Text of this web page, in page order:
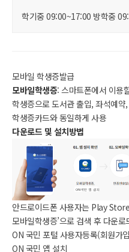
학기중 09:00~17:00 방학중
모바일 학생증발급
모바일학생증: 스마트폰에서 이용
학생증으로 도서관 출입, 좌석예
학생증카드와 동일하게 사용
다운로드 및 설치방법
안드로이드폰 사용자는 Play
모바일학생증’으로 검색 후 다운로
ON 국민 포털 사용자등록(회원가
ON 국민 앱 설치